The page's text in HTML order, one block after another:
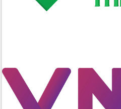
án cao tốc và thăm khu tái định cư tại
Đắk Lắk
Sôi nổi Hội đua ngựa truyền thống Gò
Thì Thùng mừng Xuân Bính Ngọ 2026